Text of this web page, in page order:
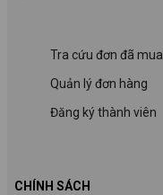
CHÍNH SÁCH
Tra cứu đơn đã mua
Quản lý đơn hàng
Đăng ký thành viên